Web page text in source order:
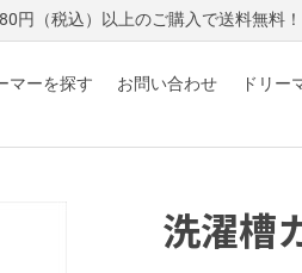
円（税込）以上のご購入で送料無料！
マーを探す お問い合わせ ドリー
洗濯槽